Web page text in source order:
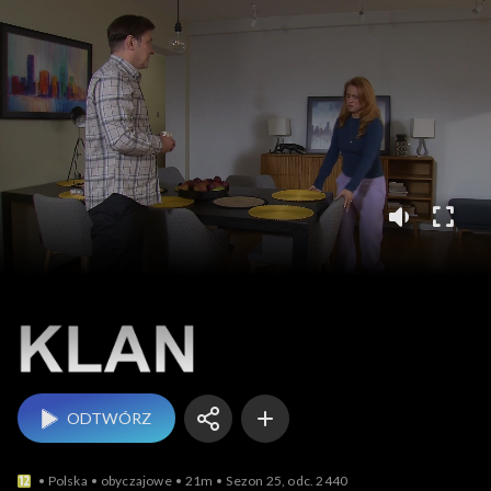
Klan
ODTWÓRZ
Polska obyczajowe 21m Sezon 25, odc. 2440